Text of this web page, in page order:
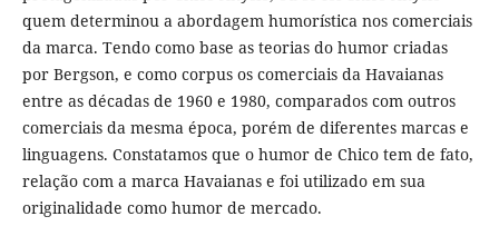
quem determinou a abordagem humorística nos comerciais
da marca. Tendo como base as teorias do humor criadas
por Bergson, e como corpus os comerciais da Havaianas
entre as décadas de 1960 e 1980, comparados com outros
comerciais da mesma época, porém de diferentes marcas e
linguagens. Constatamos que o humor de Chico tem de fato,
relação com a marca Havaianas e foi utilizado em sua
originalidade como humor de mercado.